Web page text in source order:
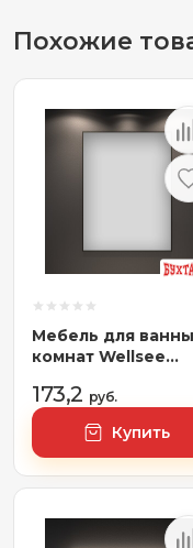
Похожие
Мебель для
комнат Wellsee
Spectrum
70 х 100 см
173,2 руб.
Купить